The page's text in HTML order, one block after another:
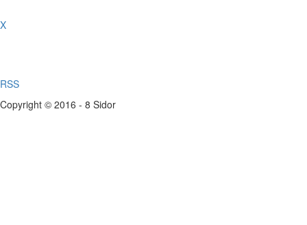
X
RSS
Copyright © 2016 - 8 Sidor